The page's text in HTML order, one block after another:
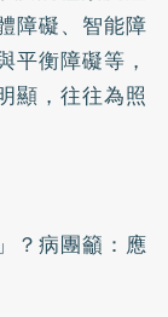
障礙、智能障
平衡障礙等，
顯，往往為照
？病團籲：應